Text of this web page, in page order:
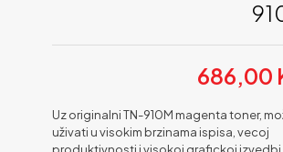
686,00
Uz originalni TN-910M magenta toner,
uživati u visokim brzinama ispisa, vecoj